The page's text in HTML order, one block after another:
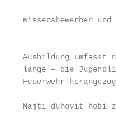
Wissensbewerben
Ausbildung umfasst
lange – die
Feuerwehr
Najti duhovit hobi